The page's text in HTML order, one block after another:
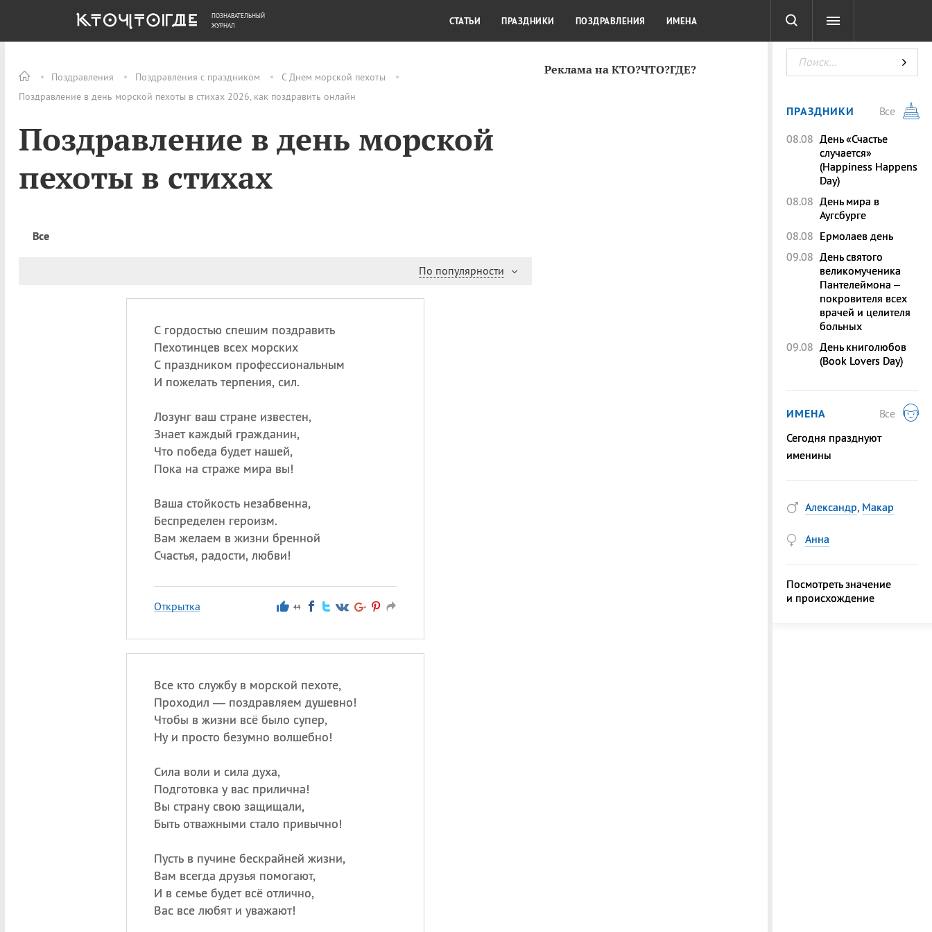
Поздравления Поздравления с праздником
С Днем морской пехоты
Поздравление в день морской пехоты в стихах 2026, как поздравить онлайн
Поздравление в день морской
пехоты в стихах
Все
По популярности
С гордостью спешим поздравить
Пехотинцев всех морских
С праздником профессиональным
И пожелать терпения, сил.
Лозунг ваш стране известен,
Знает каждый гражданин,
Что победа будет нашей,
Пока на страже мира вы!
Ваша стойкость незабвенна,
Беспределен героизм.
Вам желаем в жизни бренной
Счастья, радости, любви!
Открытка 44
Все кто службу в морской пехоте,
Проходил — поздравляем душевно!
Чтобы в жизни всё было супер,
Ну и просто безумно волшебно!
Сила воли и сила духа,
Подготовка у вас прилична!
Вы страну свою защищали,
Быть отважными стало привычно!
Пусть в пучине бескрайней жизни,
Вам всегда друзья помогают,
И в семье будет всё отлично,
Вас все любят и уважают!
Реклама на КТО?ЧТО?ГДЕ?
ОБЩЕСТВО ДЕНЬГИ КУЛЬТУРА КРАСОТА ТЕСТЫ
ПОЗНАВАТЕЛЬНЫЙ
ЖУРНАЛ
СТАТЬИ ПРАЗДНИКИ ПОЗДРАВЛЕНИЯ ИМЕНА
ПРАЗДНИКИ
Все
08.08 День «Счастье
случается»
(Happiness Happens
Day)
08.08 День мира в
Аугсбурге
08.08 Ермолаев день
09.08 День святого
великомученика
Пантелеймона –
покровителя всех
врачей и целителя
больных
09.08 День книголюбов
(Book Lovers Day)
ИМЕНА
Все
Сегодня празднуют
именины
Александр, Макар
Анна
Посмотреть значение
и происхождение